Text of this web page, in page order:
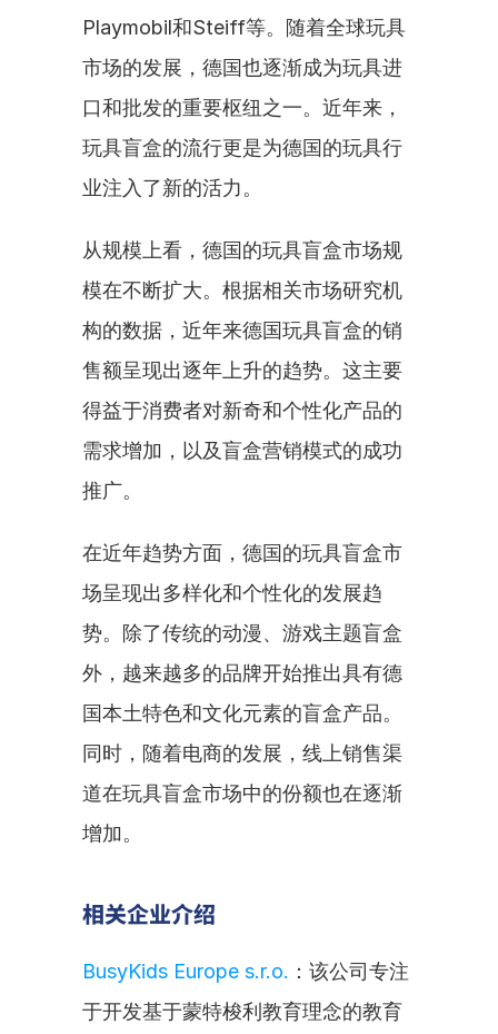
Playmobil和Steiff等。随着全球玩具
市场的发展，德国也逐渐成为玩具进
口和批发的重要枢纽之一。近年来，
玩具盲盒的流行更是为德国的玩具行
业注入了新的活力。
从规模上看，德国的玩具盲盒市场规
模在不断扩大。根据相关市场研究机
构的数据，近年来德国玩具盲盒的销
售额呈现出逐年上升的趋势。这主要
得益于消费者对新奇和个性化产品的
需求增加，以及盲盒营销模式的成功
推广。
在近年趋势方面，德国的玩具盲盒市
场呈现出多样化和个性化的发展趋
势。除了传统的动漫、游戏主题盲盒
外，越来越多的品牌开始推出具有德
国本土特色和文化元素的盲盒产品。
同时，随着电商的发展，线上销售渠
道在玩具盲盒市场中的份额也在逐渐
增加。
相关企业介绍
BusyKids Europe s.r.o. ：该公司专注
于开发基于蒙特梭利教育理念的教育